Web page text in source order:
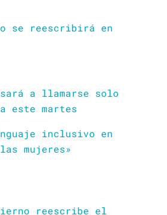
se reescribirá en
a llamarse solo
este martes
inclusivo en
mujeres»
reescribe el